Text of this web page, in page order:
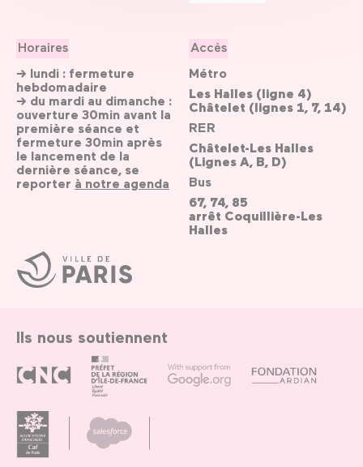
Ville
de
Paris
Horaires
→ lundi : fermeture
hebdomadaire
→ du mardi au dimanche :
ouverture 30min avant la
première séance et
fermeture 30min après
le lancement de la
dernière séance, se
reporter à notre agenda
Accès
Métro
Les Halles (ligne 4)
Châtelet (lignes 1, 7, 14)
RER
Châtelet-Les Halles
(Lignes A, B, D)
Bus
67, 74, 85
arrêt Coquillière-Les
Halles
Ils nous soutiennent